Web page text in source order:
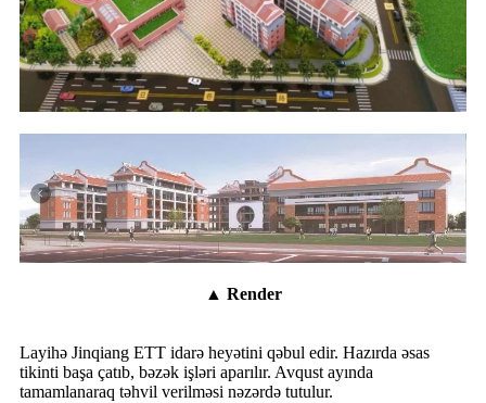
▲ Render
Layihə Jinqiang ETT idarə heyətini qəbul edir. Hazırda əsas
tikinti başa çatıb, bəzək işləri aparılır. Avqust ayında
tamamlanaraq təhvil verilməsi nəzərdə tutulur.